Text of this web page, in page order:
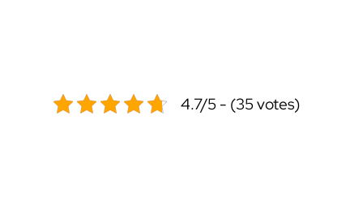
4.7/5 - (35 votes)